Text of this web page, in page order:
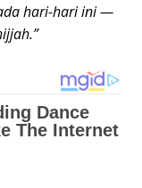
hari-hari ini —